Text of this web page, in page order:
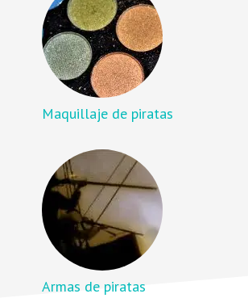
Maquillaje de piratas
Armas de piratas